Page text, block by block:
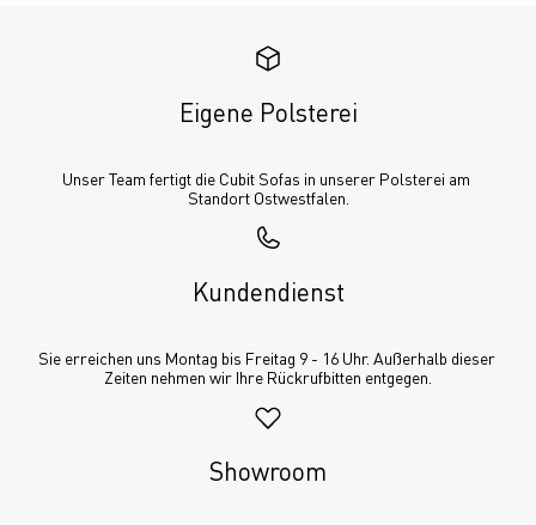
Eigene Polsterei
Unser Team fertigt die Cubit Sofas in unserer Polsterei am
Standort Ostwestfalen.
Kundendienst
Sie erreichen uns Montag bis Freitag 9 - 16 Uhr. Außerhalb dieser
Zeiten nehmen wir Ihre Rückrufbitten entgegen.
Showroom